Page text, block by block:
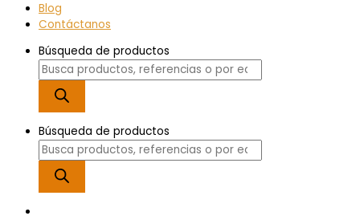
Blog
Contáctanos
Búsqueda de productos
Búsqueda de productos